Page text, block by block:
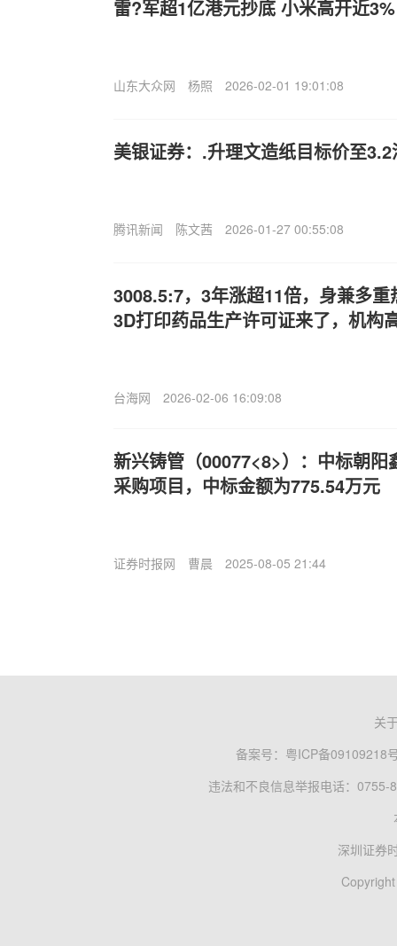
雷?军超1亿港元抄底 小米高开近3%
山东大众网 杨照 2026-02-01 19:01:08
美银证券：.升理文造纸目标价至
腾讯新闻 陈文茜 2026-01-27 00:55:08
3008.5:7，3年涨超11倍，身兼多
3D打印药品生产许可证来了，机构
台海网 2026-02-06 16:09:08
新兴铸管（00077<8>）：中标朝阳
采购项目，中标金额为775.54万元
证券时报网 曹晨 2025-08-05 21:44
关
备案号： 粤ICP备09109218
违法和不良信息举报电话：0755-
深圳证券